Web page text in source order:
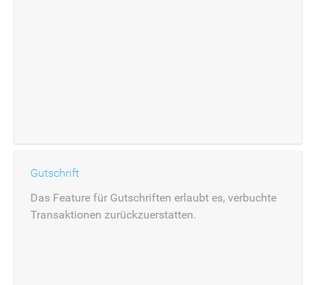
Gutschrift
Das Feature für Gutschriften erlaubt es, verbuchte
Transaktionen zurückzuerstatten.